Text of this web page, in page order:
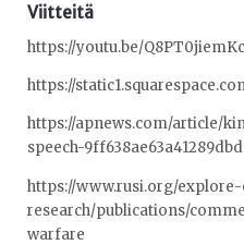
Viitteitä
https://youtu.be/
https://
https://apnews.com/article/
speech-
https://www.rusi.org/
research/publications/
warfare